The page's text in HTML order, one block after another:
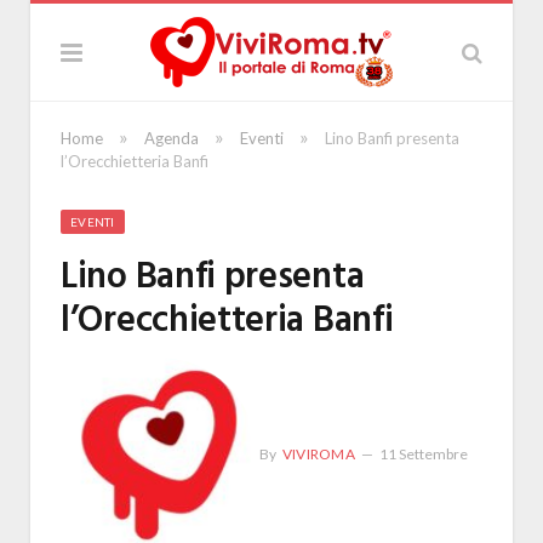
Home » Agenda » Eventi »
Lino Banfi presenta
l’Orecchietteria Banfi
EVENTI
Lino Banfi presenta
l’Orecchietteria Banfi
By VIVIROMA 11 Settembre